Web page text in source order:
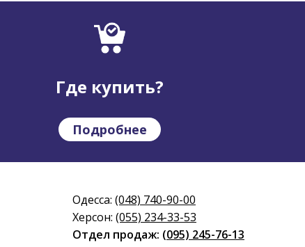
Где купить?
Подробнее
Одесса: (048) 740-90-00
Херсон: (055) 234-33-53
Отдел продаж: (095) 245-76-13